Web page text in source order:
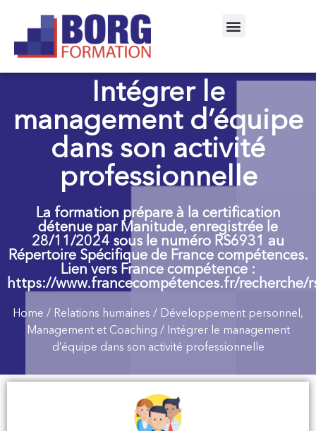
Intégrer le
management d’équipe
dans son activité
professionnelle
La formation prépare à la certification
détenue par Manitude, enregistrée le
28/11/2024 sous le numéro RS6931 au
Répertoire Spécifique de France compétences.
Lien vers France compétence :
https://www.francecompétences.fr/recherche/
Home / Relations humaines / Développement personnel,
Management et Coaching / Intégrer le management
d’équipe dans son activité professionnelle